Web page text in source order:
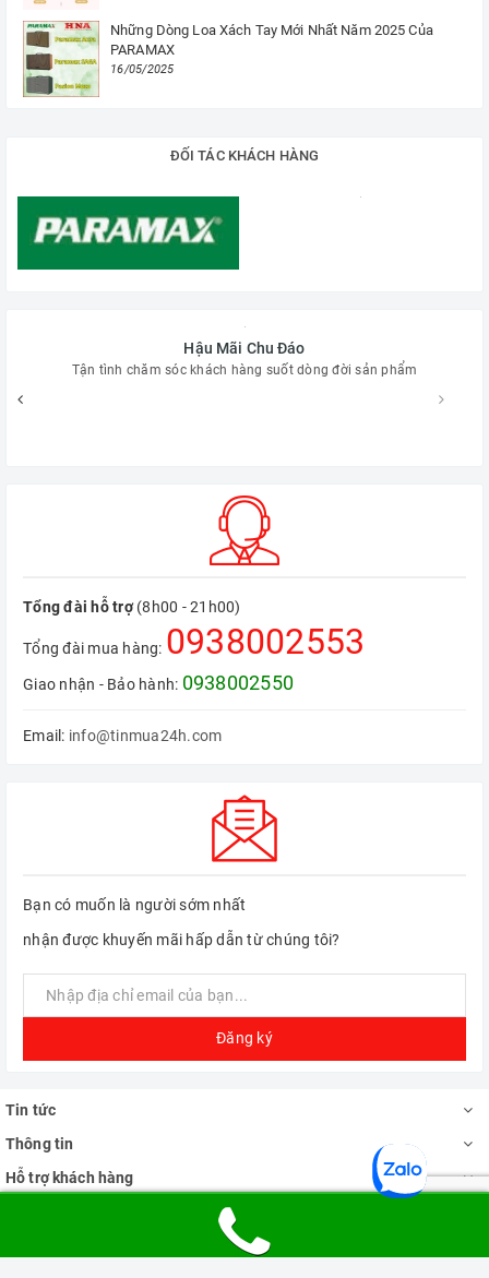
Những Dòng Loa Xách Tay Mới Nhất Năm 2025 Của
PARAMAX
16/05/2025
ĐỐI TÁC KHÁCH HÀNG
Hậu Mãi Chu Đáo
Tận tình chăm sóc khách hàng suốt dòng đời sản phẩm
Tổng đài hỗ trợ(8h00 - 21h00)
Tổng đài mua hàng: 0938002553
Giao nhận - Bảo hành: 0938002550
Email: info@tinmua24h.com
Bạn có muốn là người sớm nhất
nhận được khuyến mãi hấp dẫn từ chúng tôi?
Đăng ký
Tin tức
Thông tin
Hỗ trợ khách hàng